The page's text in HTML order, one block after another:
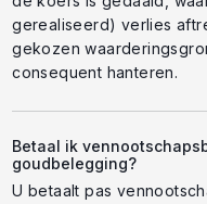
gerealiseerd) verlies
gekozen
consequent hanteren.
Betaal ik
goudbelegging?
U betaalt pas